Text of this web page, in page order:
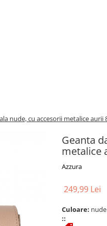
nude, cu accesorii metalice aurii
Geanta
metalice
Azzura
249,99 Lei
Culoare: nude
::